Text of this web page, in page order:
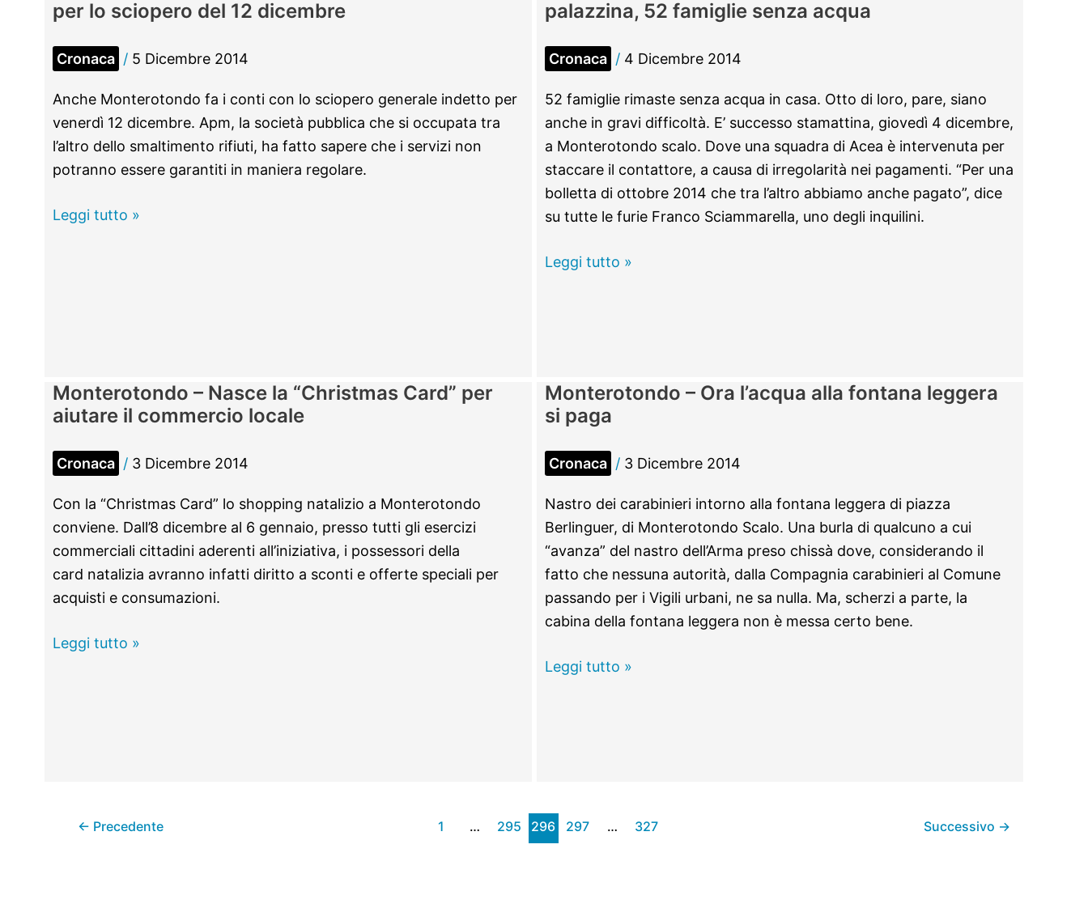
al
mio
amico
la
biografia
per lo sciopero del 12 dicembre
Cronaca / 5 Dicembre 2014
Anche Monterotondo fa i conti con lo sciopero generale indetto per
venerdì 12 dicembre. Apm, la società pubblica che si occupata tra
l’altro dello smaltimento rifiuti, ha fatto sapere che i servizi non
potranno essere garantiti in maniera regolare.
Monterotondo
per
lo
sciopero
del
12
dicembre
Leggi tutto »
palazzina, 52 famiglie senza acqua
Cronaca / 4 Dicembre 2014
52 famiglie rimaste senza acqua in casa. Otto di loro, pare, siano
anche in gravi difficoltà. E’ successo stamattina, giovedì 4 dicembre,
a Monterotondo scalo. Dove una squadra di Acea è intervenuta per
staccare il contattore, a causa di irregolarità nei pagamenti. “Per una
bolletta di ottobre 2014 che tra l’altro abbiamo anche pagato”, dice
su tutte le furie Franco Sciammarella, uno degli inquilini.
Monterotondo
ad
una
palazzina,
52
famiglie
senza
acqua
Leggi tutto »
Monterotondo – Nasce la “Christmas Card” per
aiutare il commercio locale
Cronaca / 3 Dicembre 2014
Con la “Christmas Card” lo shopping natalizio a Monterotondo
conviene. Dall’8 dicembre al 6 gennaio, presso tutti gli esercizi
commerciali cittadini aderenti all’iniziativa, i possessori della
card natalizia avranno infatti diritto a sconti e offerte speciali per
acquisti e consumazioni.
Monterotondo
Leggi tutto »
Monterotondo – Ora l’acqua alla fontana leggera
si paga
Cronaca / 3 Dicembre 2014
Nastro dei carabinieri intorno alla fontana leggera di piazza
Berlinguer, di Monterotondo Scalo. Una burla di qualcuno a cui
“avanza” del nastro dell’Arma preso chissà dove, considerando il
fatto che nessuna autorità, dalla Compagnia carabinieri al Comune
passando per i Vigili urbani, ne sa nulla. Ma, scherzi a parte, la
cabina della fontana leggera non è messa certo bene.
Monterotondo
si
Leggi tutto »
← Precedente 1 … 295 296 297 … 327 Successivo →